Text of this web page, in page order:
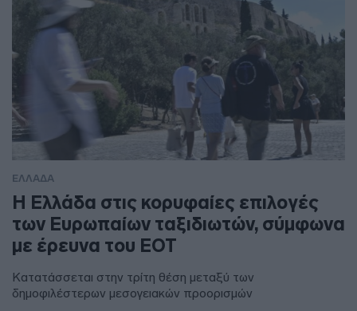
ΕΛΛΑΔΑ
Η Ελλάδα στις κορυφαίες επιλογές
των Ευρωπαίων ταξιδιωτών, σύμφωνα
με έρευνα του ΕΟΤ
Κατατάσσεται στην τρίτη θέση μεταξύ των
δημοφιλέστερων μεσογειακών προορισμών